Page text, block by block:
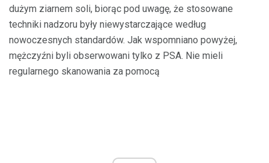
dużym ziarnem soli, biorąc pod uwagę, że stosowane
techniki nadzoru były niewystarczające według
nowoczesnych standardów. Jak wspomniano powyżej,
mężczyźni byli obserwowani tylko z PSA. Nie mieli
regularnego skanowania za pomocą